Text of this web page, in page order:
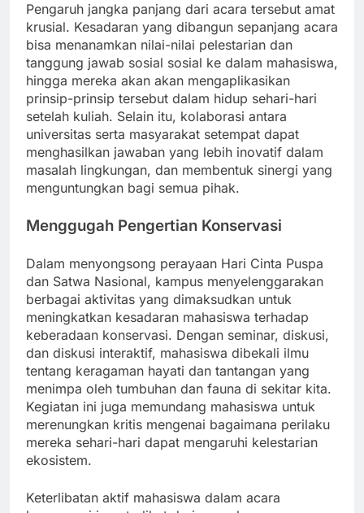
Pengaruh jangka panjang dari acara tersebut amat
krusial. Kesadaran yang dibangun sepanjang acara
bisa menanamkan nilai-nilai pelestarian dan
tanggung jawab sosial sosial ke dalam mahasiswa,
hingga mereka akan akan mengaplikasikan
prinsip-prinsip tersebut dalam hidup sehari-hari
setelah kuliah. Selain itu, kolaborasi antara
universitas serta masyarakat setempat dapat
menghasilkan jawaban yang lebih inovatif dalam
masalah lingkungan, dan membentuk sinergi yang
menguntungkan bagi semua pihak.
Menggugah Pengertian Konservasi
Dalam menyongsong perayaan Hari Cinta Puspa
dan Satwa Nasional, kampus menyelenggarakan
berbagai aktivitas yang dimaksudkan untuk
meningkatkan kesadaran mahasiswa terhadap
keberadaan konservasi. Dengan seminar, diskusi,
dan diskusi interaktif, mahasiswa dibekali ilmu
tentang keragaman hayati dan tantangan yang
menimpa oleh tumbuhan dan fauna di sekitar kita.
Kegiatan ini juga memundang mahasiswa untuk
merenungkan kritis mengenai bagaimana perilaku
mereka sehari-hari dapat mengaruhi kelestarian
ekosistem.
Keterlibatan aktif mahasiswa dalam acara